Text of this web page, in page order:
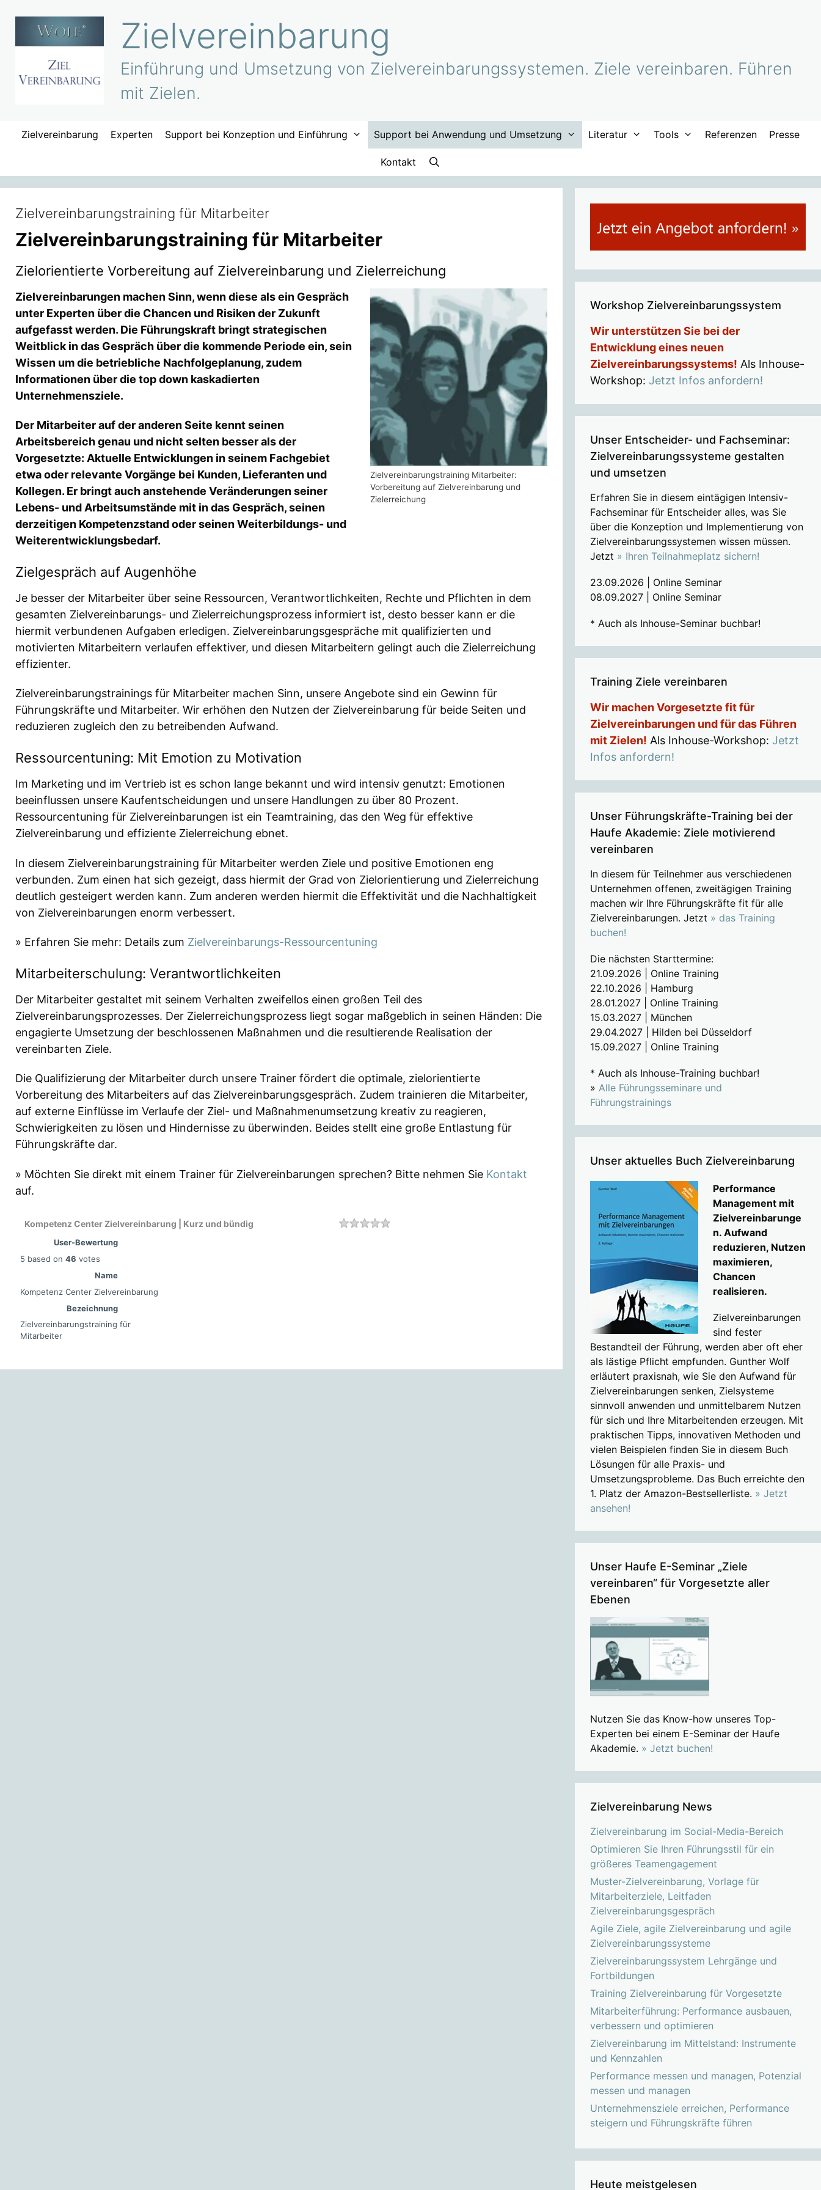
springen
Zielvereinbarung
Einführung und Umsetzung von Zielvereinbarungssystemen. Ziele vereinbaren. Führen
mit Zielen.
Zielvereinbarung Experten Support bei Konzeption und Einführung Support bei Anwendung und Umsetzung Literatur Tools Referenzen Presse
Kontakt
Zielvereinbarungstraining für Mitarbeiter
Zielvereinbarungstraining für Mitarbeiter
Zielorientierte Vorbereitung auf Zielvereinbarung und Zielerreichung
Zielvereinbarungstraining Mitarbeiter:
Vorbereitung auf Zielvereinbarung und
Zielerreichung
Zielvereinbarungen machen Sinn, wenn diese als ein Gespräch
unter Experten über die Chancen und Risiken der Zukunft
aufgefasst werden. Die Führungskraft bringt strategischen
Weitblick in das Gespräch über die kommende Periode ein, sein
Wissen um die betriebliche Nachfolgeplanung, zudem
Informationen über die top down kaskadierten
Unternehmensziele.
Der Mitarbeiter auf der anderen Seite kennt seinen
Arbeitsbereich genau und nicht selten besser als der
Vorgesetzte: Aktuelle Entwicklungen in seinem Fachgebiet
etwa oder relevante Vorgänge bei Kunden, Lieferanten und
Kollegen. Er bringt auch anstehende Veränderungen seiner
Lebens- und Arbeitsumstände mit in das Gespräch, seinen
derzeitigen Kompetenzstand oder seinen Weiterbildungs- und
Weiterentwicklungsbedarf.
Zielgespräch auf Augenhöhe
Je besser der Mitarbeiter über seine Ressourcen, Verantwortlichkeiten, Rechte und Pflichten in dem
gesamten Zielvereinbarungs- und Zielerreichungsprozess informiert ist, desto besser kann er die
hiermit verbundenen Aufgaben erledigen. Zielvereinbarungsgespräche mit qualifizierten und
motivierten Mitarbeitern verlaufen effektiver, und diesen Mitarbeitern gelingt auch die Zielerreichung
effizienter.
Zielvereinbarungstrainings für Mitarbeiter machen Sinn, unsere Angebote sind ein Gewinn für
Führungskräfte und Mitarbeiter. Wir erhöhen den Nutzen der Zielvereinbarung für beide Seiten und
reduzieren zugleich den zu betreibenden Aufwand.
Ressourcentuning: Mit Emotion zu Motivation
Im Marketing und im Vertrieb ist es schon lange bekannt und wird intensiv genutzt: Emotionen
beeinflussen unsere Kaufentscheidungen und unsere Handlungen zu über 80 Prozent.
Ressourcentuning für Zielvereinbarungen ist ein Teamtraining, das den Weg für effektive
Zielvereinbarung und effiziente Zielerreichung ebnet.
In diesem Zielvereinbarungstraining für Mitarbeiter werden Ziele und positive Emotionen eng
verbunden. Zum einen hat sich gezeigt, dass hiermit der Grad von Zielorientierung und Zielerreichung
deutlich gesteigert werden kann. Zum anderen werden hiermit die Effektivität und die Nachhaltigkeit
von Zielvereinbarungen enorm verbessert.
» Erfahren Sie mehr: Details zum Zielvereinbarungs-Ressourcentuning
Mitarbeiterschulung: Verantwortlichkeiten
Der Mitarbeiter gestaltet mit seinem Verhalten zweifellos einen großen Teil des
Zielvereinbarungsprozesses. Der Zielerreichungsprozess liegt sogar maßgeblich in seinen Händen: Die
engagierte Umsetzung der beschlossenen Maßnahmen und die resultierende Realisation der
vereinbarten Ziele.
Die Qualifizierung der Mitarbeiter durch unsere Trainer fördert die optimale, zielorientierte
Vorbereitung des Mitarbeiters auf das Zielvereinbarungsgespräch. Zudem trainieren die Mitarbeiter,
auf externe Einflüsse im Verlaufe der Ziel- und Maßnahmenumsetzung kreativ zu reagieren,
Schwierigkeiten zu lösen und Hindernisse zu überwinden. Beides stellt eine große Entlastung für
Führungskräfte dar.
» Möchten Sie direkt mit einem Trainer für Zielvereinbarungen sprechen? Bitte nehmen Sie Kontakt
auf.
Kompetenz Center Zielvereinbarung | Kurz und bündig Rating
User-Bewertung
5 based on 46 votes
Name
Kompetenz Center Zielvereinbarung
Bezeichnung
Zielvereinbarungstraining für
Mitarbeiter
Workshop Zielvereinbarungssystem
Wir unterstützen Sie bei der
Entwicklung eines neuen
Zielvereinbarungssystems! Als Inhouse-
Workshop: Jetzt Infos anfordern!
Unser Entscheider- und Fachseminar:
Zielvereinbarungssysteme gestalten
und umsetzen
Erfahren Sie in diesem eintägigen Intensiv-
Fachseminar für Entscheider alles, was Sie
über die Konzeption und Implementierung von
Zielvereinbarungssystemen wissen müssen.
Jetzt » Ihren Teilnahmeplatz sichern!
23.09.2026 | Online Seminar
08.09.2027 | Online Seminar
* Auch als Inhouse-Seminar buchbar!
Training Ziele vereinbaren
Wir machen Vorgesetzte fit für
Zielvereinbarungen und für das Führen
mit Zielen! Als Inhouse-Workshop: Jetzt
Infos anfordern!
Unser Führungskräfte-Training bei der
Haufe Akademie: Ziele motivierend
vereinbaren
In diesem für Teilnehmer aus verschiedenen
Unternehmen offenen, zweitägigen Training
machen wir Ihre Führungskräfte fit für alle
Zielvereinbarungen. Jetzt » das Training
buchen!
Die nächsten Starttermine:
21.09.2026 | Online Training
22.10.2026 | Hamburg
28.01.2027 | Online Training
15.03.2027 | München
29.04.2027 | Hilden bei Düsseldorf
15.09.2027 | Online Training
* Auch als Inhouse-Training buchbar!
» Alle Führungsseminare und
Führungstrainings
Unser aktuelles Buch Zielvereinbarung
Performance
Management mit
Zielvereinbarunge
n. Aufwand
reduzieren, Nutzen
maximieren,
Chancen
realisieren.
Zielvereinbarungen
sind fester
Bestandteil der Führung, werden aber oft eher
als lästige Pflicht empfunden. Gunther Wolf
erläutert praxisnah, wie Sie den Aufwand für
Zielvereinbarungen senken, Zielsysteme
sinnvoll anwenden und unmittelbarem Nutzen
für sich und Ihre Mitarbeitenden erzeugen. Mit
praktischen Tipps, innovativen Methoden und
vielen Beispielen finden Sie in diesem Buch
Lösungen für alle Praxis- und
Umsetzungsprobleme. Das Buch erreichte den
1. Platz der Amazon-Bestsellerliste. » Jetzt
ansehen!
Unser Haufe E-Seminar „Ziele
vereinbaren“ für Vorgesetzte aller
Ebenen
Nutzen Sie das Know-how unseres Top-
Experten bei einem E-Seminar der Haufe
Akademie. » Jetzt buchen!
Zielvereinbarung News
Zielvereinbarung im Social-Media-Bereich
Optimieren Sie Ihren Führungsstil für ein
größeres Teamengagement
Muster-Zielvereinbarung, Vorlage für
Mitarbeiterziele, Leitfaden
Zielvereinbarungsgespräch
Agile Ziele, agile Zielvereinbarung und agile
Zielvereinbarungssysteme
Zielvereinbarungssystem Lehrgänge und
Fortbildungen
Training Zielvereinbarung für Vorgesetzte
Mitarbeiterführung: Performance ausbauen,
verbessern und optimieren
Zielvereinbarung im Mittelstand: Instrumente
und Kennzahlen
Performance messen und managen, Potenzial
messen und managen
Unternehmensziele erreichen, Performance
steigern und Führungskräfte führen
Heute meistgelesen